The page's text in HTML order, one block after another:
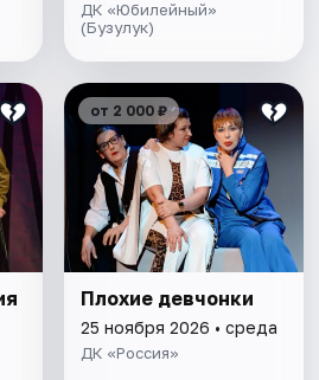
ДК «Юбилейный»
(Бузулук)
от 2 000 ₽
Плохие девчонки
25 ноября 2026 • среда
ДК «Россия»